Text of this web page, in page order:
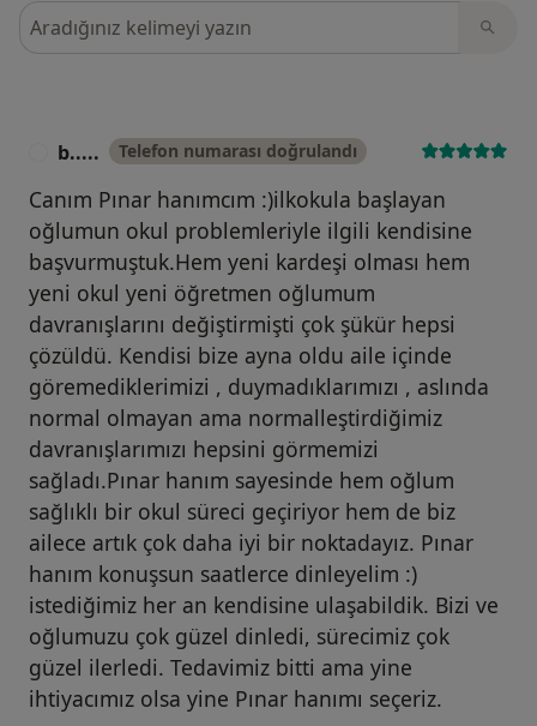
Görüşler içerisinde ara
b..... Telefon numarası doğrulandı
Canım Pınar hanımcım :)ilkokula başlayan
oğlumun okul problemleriyle ilgili kendisine
başvurmuştuk.Hem yeni kardeşi olması hem
yeni okul yeni öğretmen oğlumum
davranışlarını değiştirmişti çok şükür hepsi
çözüldü. Kendisi bize ayna oldu aile içinde
göremediklerimizi , duymadıklarımızı , aslında
normal olmayan ama normalleştirdiğimiz
davranışlarımızı hepsini görmemizi
sağladı.Pınar hanım sayesinde hem oğlum
sağlıklı bir okul süreci geçiriyor hem de biz
ailece artık çok daha iyi bir noktadayız. Pınar
hanım konuşsun saatlerce dinleyelim :)
istediğimiz her an kendisine ulaşabildik. Bizi ve
oğlumuzu çok güzel dinledi, sürecimiz çok
güzel ilerledi. Tedavimiz bitti ama yine
ihtiyacımız olsa yine Pınar hanımı seçeriz.